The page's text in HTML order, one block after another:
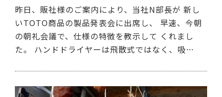
昨日、販社様のご案内により、当社N部長が 新し
いTOTO商品の製品発表会に出席し、 早速、今朝
の朝礼会議で、仕様の特徴を教示して くれまし
た。 ハンドドライヤーは飛散式ではなく、吸…